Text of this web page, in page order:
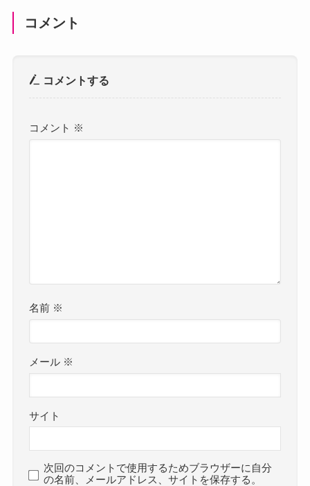
コメント
コメントする
コメント ※
名前 ※
メール ※
サイト
次回のコメントで使用するためブラウザーに自分
の名前、メールアドレス、サイトを保存する。